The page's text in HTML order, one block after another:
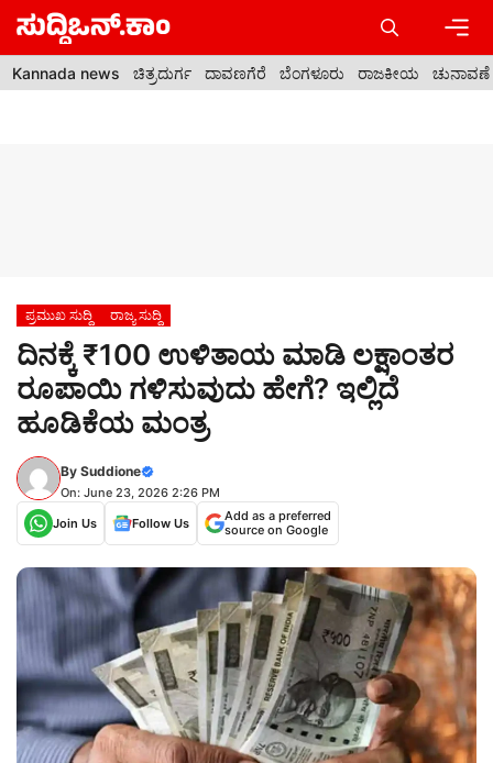
Skip
content
Kannada news ಚಿತ್ರದುರ್ಗ ದಾವಣಗೆರೆ ಬೆಂಗಳೂರು ರಾಜಕೀಯ ಚುನಾವಣೆ
ಪ್ರಮುಖ ಸುದ್ದಿ ರಾಜ್ಯ ಸುದ್ದಿ
ದಿನಕ್ಕೆ ₹100 ಉಳಿತಾಯ ಮಾಡಿ ಲಕ್ಷಾಂತರ
ರೂಪಾಯಿ ಗಳಿಸುವುದು ಹೇಗೆ? ಇಲ್ಲಿದೆ
ಹೂಡಿಕೆಯ ಮಂತ್ರ
By Suddione
On: June 23, 2026 2:26 PM
Join Us
Follow Us
Add as a preferred
source on Google